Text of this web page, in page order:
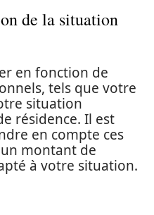
de la situation
en fonction de
tels que votre
situation
résidence. Il est
en compte ces
montant de
à votre situation.